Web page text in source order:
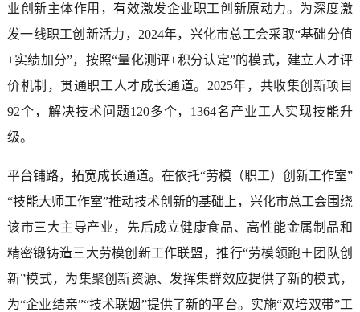
业创新主体作用，有效激发企业职工创新原动力。为深度激
发一线职工创新活力，2024年，兴化市总工会采取“基础分值
+实绩加分”，按照“量化测评+积分认定”的模式，建立人才评
价机制，贯通职工人才成长通道。2025年，共收集创新项目
92个，解决技术问题120多个，1364名产业工人实现技能升
级。
平台铺路，拓宽成长通道。在依托“劳模（职工）创新工作室”
“技能大师工作室”推动技术创新的基础上，兴化市总工会围绕
该市三大主导产业，先后成立健康食品、高性能金属制品和
精密锻铸造三大劳模创新工作联盟，推行“劳模领跑＋团队创
新”模式，为集聚创新资源、发挥集群效应提供了新的模式，
为“企业结亲”“技术联姻”提供了新的平台。实施“双培双带”工